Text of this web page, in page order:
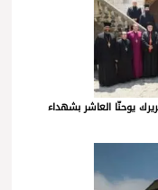
يوحنّا العاشر بشهداء